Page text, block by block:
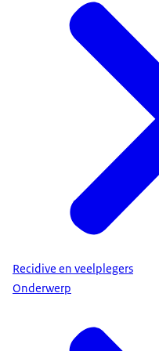
Recidive en veelplegers
Onderwerp